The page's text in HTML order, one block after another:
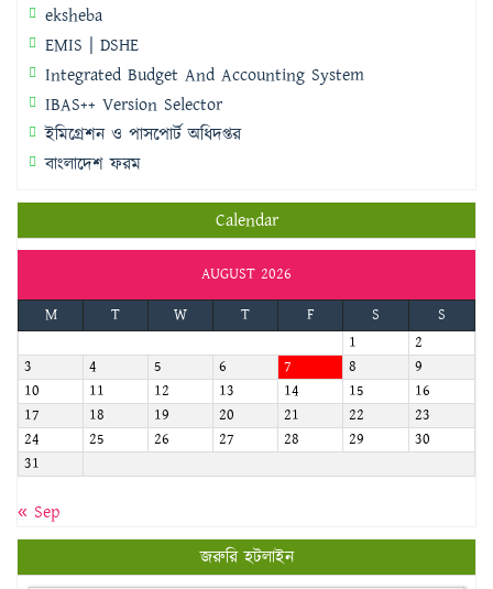
eksheba
EMIS | DSHE
Integrated Budget And Accounting System
IBAS++ Version Selector
ইমিগ্রেশন ও পাসপোর্ট অধিদপ্তর
বাংলাদেশ ফরম
Calendar
AUGUST 2026
M
T W T F S
S
1
2
3
4 5 6 7 8
9
10
11 12 13 14 15
16
17
18 19 20 21 22
23
24
25 26 27 28 29
30
31
« Sep
জরুরি হটলাইন